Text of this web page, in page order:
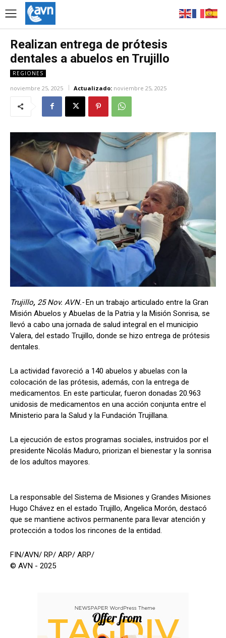
Realizan entrega de prótesis
dentales a abuelos en Trujillo
REGIONES
noviembre 25, 2025 Actualizado: noviembre 25, 2025
Trujillo, 25 Nov. AVN.-En un trabajo articulado entre la Gran
Misión Abuelos y Abuelas de la Patria y la Misión Sonrisa, se
llevó a cabo una jornada de salud integral en el municipio
Valera, del estado Trujillo, donde se hizo entrega de prótesis
dentales.
​La actividad favoreció a 140 abuelos y abuelas con la
colocación de las prótesis, además, con la entrega de
medicamentos. En este particular, fueron donadas 20.963
unidosis de medicamentos en una acción conjunta entre el
Ministerio para la Salud y la Fundación Trujillana.
La ejecución de estos programas sociales, instruidos por el
presidente Nicolás Maduro, priorizan el bienestar y la sonrisa
de los adultos mayores.
La responsable del Sistema de Misiones y Grandes Misiones
Hugo Chávez en el estado Trujillo, Angelica Morón, destacó
que se mantiene activos permanente para llevar atención y
protección a todos los rincones de la entidad.
FIN/AVN/ RP/ ARP/ ARP/
© AVN - 2025